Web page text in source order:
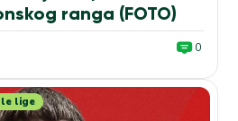
ranga (FOTO)
0
lige